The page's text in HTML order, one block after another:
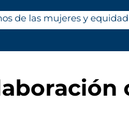
de las mujeres y equidad